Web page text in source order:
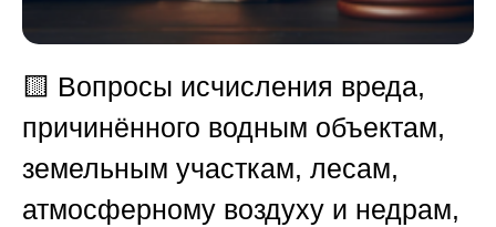
🟨 Вопросы исчисления вреда,
причинённого водным объектам,
земельным участкам, лесам,
атмосферному воздуху и недрам,